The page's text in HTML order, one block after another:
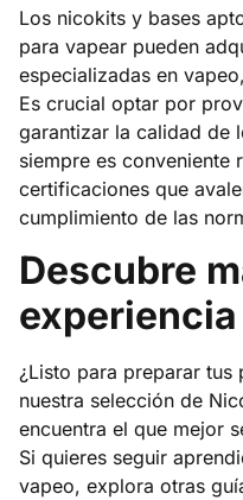
Los nicokits y bases
para vapear pueden
especializadas en
Es crucial optar por
garantizar la calidad de
siempre es conveniente
certificaciones que
cumplimiento de las
Descubre
¿Listo para preparar tus
nuestra selección de
encuentra el que mejor
Si quieres seguir
vapeo, explora otras